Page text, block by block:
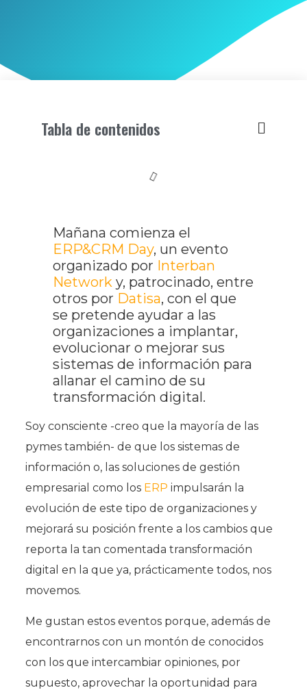
Tabla de contenidos
Mañana comienza el
ERP&CRM Day, un evento
organizado por Interban
Network y, patrocinado, entre
otros por Datisa, con el que
se pretende ayudar a las
organizaciones a implantar,
evolucionar o mejorar sus
sistemas de información para
allanar el camino de su
transformación digital.
Soy consciente -creo que la mayoría de las
pymes también- de que los sistemas de
información o, las soluciones de gestión
empresarial como los ERP impulsarán la
evolución de este tipo de organizaciones y
mejorará su posición frente a los cambios que
reporta la tan comentada transformación
digital en la que ya, prácticamente todos, nos
movemos.
Me gustan estos eventos porque, además de
encontrarnos con un montón de conocidos
con los que intercambiar opiniones, por
supuesto, aprovechar la oportunidad para